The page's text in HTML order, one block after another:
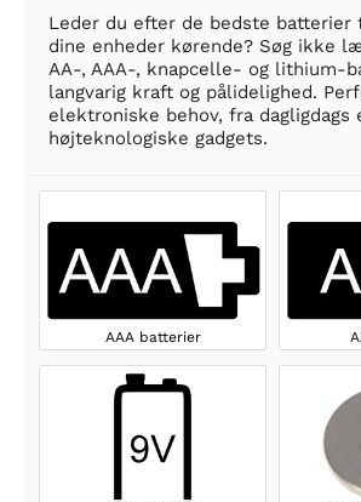
Leder du efter de bedste batterier
dine enheder kørende? Søg ikke
AA-, AAA-, knapcelle- og lithium-
langvarig kraft og pålidelighed.
elektroniske behov, fra dagligdags
højteknologiske gadgets.
AAA batterier